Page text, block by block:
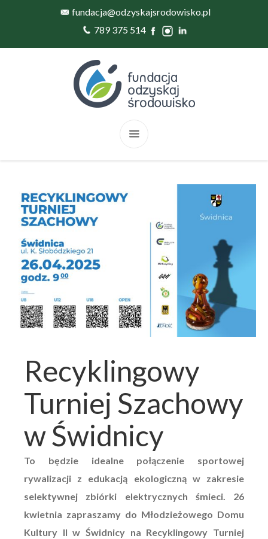
fundacja@odzyskajsrodowisko.pl
789 375 514
Recyklingowy
Turniej Szachowy
w Świdnicy
To będzie idealne połączenie sportowej
rywalizacji z edukacją ekologiczną w zakresie
selektywnej zbiórki elektrycznych śmieci. 26
kwietnia zapraszamy do Młodzieżowego Domu
Kultury II w Świdnicy na Recyklingowy Turniej